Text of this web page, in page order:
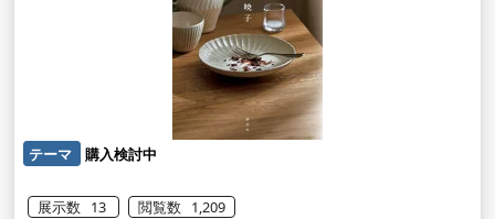
テーマ 購入検討中
展示数 13 閲覧数 1,209